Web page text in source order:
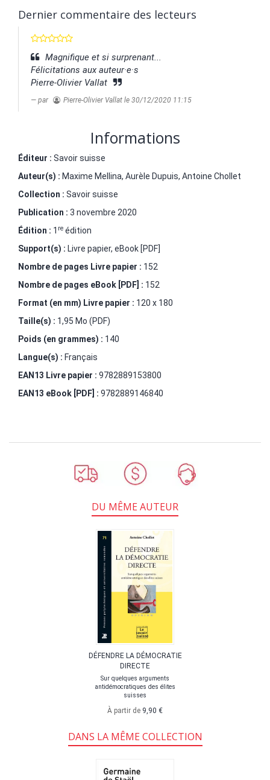
Dernier commentaire des lecteurs
Magnifique et si surprenant...
Félicitations aux auteur·e·s
Pierre-Olivier Vallat
par Pierre-Olivier Vallat le 30/12/2020 11:15
Informations
Éditeur : Savoir suisse
Auteur(s) : Maxime Mellina, Aurèle Dupuis, Antoine Chollet
Collection : Savoir suisse
Publication : 3 novembre 2020
Édition : 1 re édition
Support(s) : Livre papier, eBook [PDF]
Nombre de pages Livre papier : 152
Nombre de pages eBook [PDF] : 152
Format (en mm) Livre papier : 120 x 180
Taille(s) : 1,95 Mo (PDF)
Poids (en grammes) : 140
Langue(s) : Français
EAN13 Livre papier : 9782889153800
EAN13 eBook [PDF] : 9782889146840
DU MÊME AUTEUR
DÉFENDRE LA DÉMOCRATIE
DIRECTE
Sur quelques arguments
antidémocratiques des élites
suisses
À partir de 9,90 €
DANS LA MÊME COLLECTION